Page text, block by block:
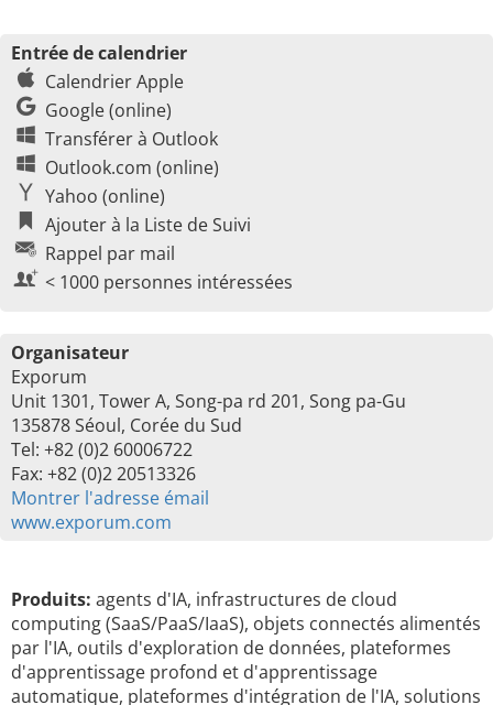
Entrée de calendrier
Calendrier Apple
Google (online)
Transférer à Outlook
Outlook.com (online)
Yahoo (online)
Ajouter à la Liste de Suivi
Rappel par mail
< 1000 personnes intéressées
Organisateur
Exporum
Unit 1301, Tower A, Song-pa rd 201, Song pa-Gu
135878 Séoul, Corée du Sud
Tel: +82 (0)2 60006722
Fax: +82 (0)2 20513326
Montrer l'adresse émail
www.exporum.com
Produits: agents d'IA, infrastructures de cloud
computing (SaaS/PaaS/IaaS), objets connectés alimentés
par l'IA, outils d'exploration de données, plateformes
d'apprentissage profond et d'apprentissage
automatique, plateformes d'intégration de l'IA, solutions